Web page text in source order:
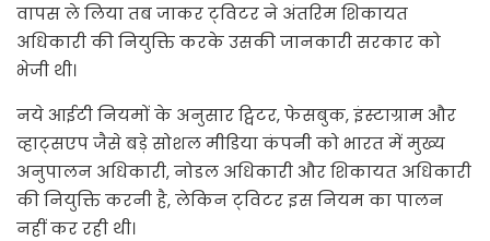
वापस ले लिया तब जाकर ट्‌विटर ने अंतरिम शिकायत
अधिकारी की नियुक्ति करके उसकी जानकारी सरकार को
भेजी थी।
नये आईटी नियमों के अनुसार ट्विटर, फेसबुक, इंस्टाग्राम और
व्हाट्सएप जैसे बड़े सोशल मीडिया कंपनी को भारत में मुख्य
अनुपालन अधिकारी, नोडल अधिकारी और शिकायत अधिकारी
की नियुक्ति करनी है, लेकिन ट्‌विटर इस नियम का पालन
नहीं कर रही थी।